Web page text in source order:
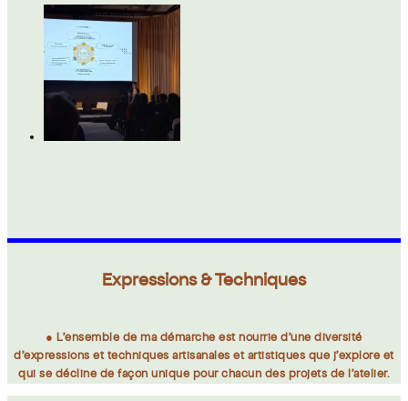
Expressions & Techniques
● L’ensemble de ma démarche est nourrie d’une diversité
d’expressions et techniques artisanales et artistiques que j’explore et
qui se décline de façon unique pour chacun des projets de l’atelier.